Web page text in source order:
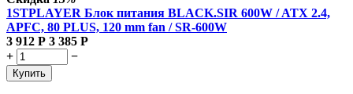
1STPLAYER Блок питания BLACK.SIR 600W / ATX 2.4,
APFC, 80 PLUS, 120 mm fan / SR-600W
3 912 Р 3 385 Р
+
−
Купить